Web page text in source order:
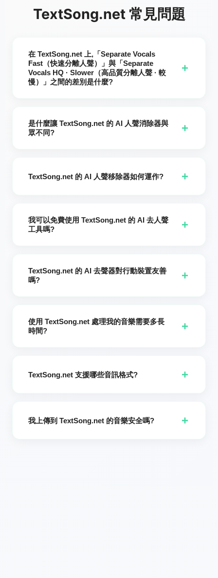
TextSong.net 常見問題
在 TextSong.net 上,「Separate Vocals
Fast（快速分離人聲）」與「Separate
Vocals HQ · Slower（高品質分離人聲 · 較
慢）」之間的差別是什麼?
+
分離）」每個任務皆使用 1 個點數,但「Separate Vocals
Fast（快速人聲分離）」對所有使用者開放,而「Separate
的人聲分離,但也需要顯著更多的運算資源。
是什麼讓 TextSong.net 的 AI 人聲消除器與
眾不同?
+
AI 經過優化,可處理用戶生成的曲目和上傳的歌曲,確保各種音樂
TextSong.net 的 AI 人聲移除器如何運作? +
獨立的音軌:一個伴奏和一個人聲——可用於卡拉 OK,翻唱或創意
專案。
我可以免費使用 TextSong.net 的 AI 去人聲
工具嗎?
+
成的音樂或從您自行上傳的曲目中無限制地去除人聲,您需要升級
為訂閱會員。享受高品質的人聲與樂器分離功能—成為會員即可
TextSong.net 的 AI 去聲器對行動裝置友善
嗎?
+
使用 TextSong.net 處理我的音樂需要多長
時間?
+
TextSong.net 支援哪些音訊格式?
+
我上傳到 TextSong.net 的音樂安全嗎?
+